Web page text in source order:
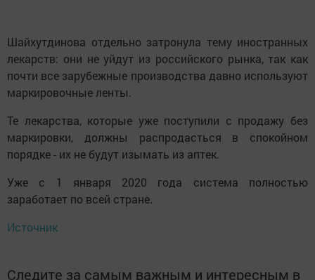
Шайхутдинова отдельно затронула тему иностранных
лекарств: они не уйдут из российского рынка, так как
почти все зарубежные производства давно используют
маркировочные ленты.
Те лекарства, которые уже поступили с продажу без
маркировки, должны распродасться в спокойном
порядке - их не будут изымать из аптек.
Уже с 1 января 2020 года система полностью
заработает по всей стране.
Источник
Следите за самым важным и интересным в